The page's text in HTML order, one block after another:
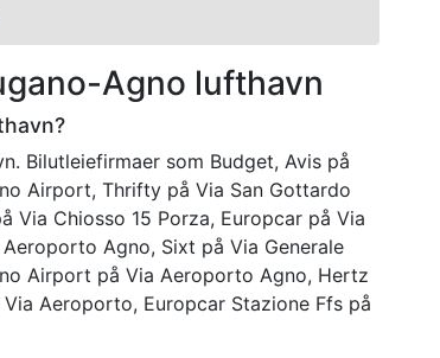
Agno lufthavn
Bilutleiefirmaer som Budget, Avis på
Airport, Thrifty på Via San Gottardo
Via Chiosso 15 Porza, Europcar på Via
Agno, Sixt på Via Generale
Airport på Via Aeroporto Agno, Hertz
Aeroporto, Europcar Stazione Ffs på